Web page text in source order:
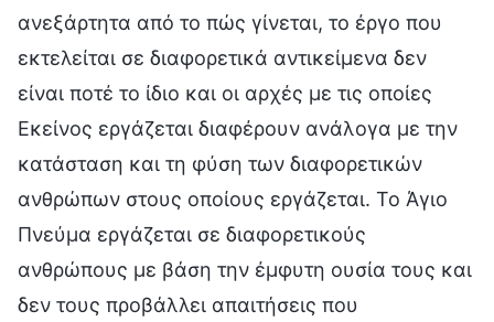
ανεξάρτητα από το πώς γίνεται, το έργο που
εκτελείται σε διαφορετικά αντικείμενα δεν
είναι ποτέ το ίδιο και οι αρχές με τις οποίες
Εκείνος εργάζεται διαφέρουν ανάλογα με την
κατάσταση και τη φύση των διαφορετικών
ανθρώπων στους οποίους εργάζεται. Το Άγιο
Πνεύμα εργάζεται σε διαφορετικούς
ανθρώπους με βάση την έμφυτη ουσία τους και
δεν τους προβάλλει απαιτήσεις που